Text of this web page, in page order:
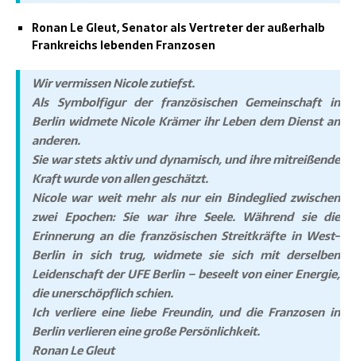
Ronan Le Gleut, Senator als Vertreter der außerhalb
Frankreichs lebenden Franzosen
Wir vermissen Nicole zutiefst.
Als Symbolfigur der französischen Gemeinschaft in
Berlin widmete Nicole Krämer ihr Leben dem Dienst an
anderen.
Sie war stets aktiv und dynamisch, und ihre mitreißende
Kraft wurde von allen geschätzt.
Nicole war weit mehr als nur ein Bindeglied zwischen
zwei Epochen: Sie war ihre Seele. Während sie die
Erinnerung an die französischen Streitkräfte in West-
Berlin in sich trug, widmete sie sich mit derselben
Leidenschaft der UFE Berlin – beseelt von einer Energie,
die unerschöpflich schien.
Ich verliere eine liebe Freundin, und die Franzosen in
Berlin verlieren eine große Persönlichkeit.
Ronan Le Gleut